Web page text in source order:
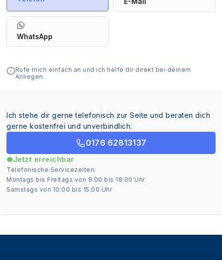
WhatsApp
Rufe mich einfach an und ich helfe dir direkt bei deinem
Anliegen.
Ich stehe dir gerne telefonisch zur Seite und beraten dich
gerne kostenfrei und unverbindlich:
0176 62813137
Jetzt erreichbar
Telefonische Servicezeiten:
Montags bis Freitags von 9:00 bis 18:00 Uhr
Samstags von 10:00 bis 15:00 Uhr